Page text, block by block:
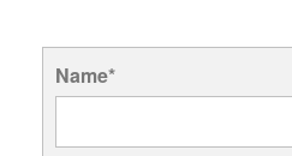
Name*